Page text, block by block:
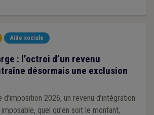
Aide sociale
: l’octroi d’un revenu
désormais une exclusion
2026, un revenu d’intégration
quel qu’en soit le montant,